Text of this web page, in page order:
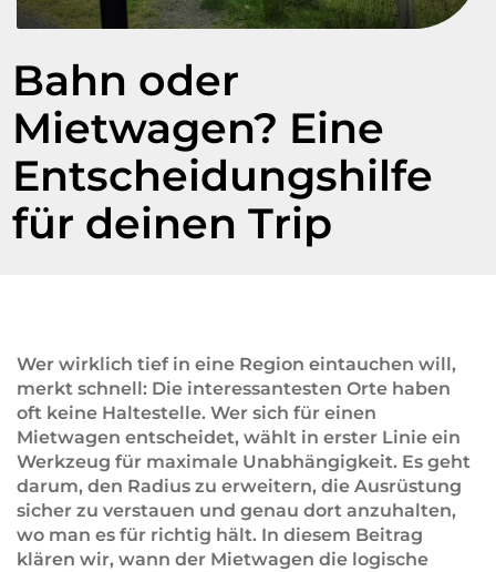
Bahn oder
Mietwagen? Eine
Entscheidungshilfe
für deinen Trip
Wer wirklich tief in eine Region eintauchen will,
merkt schnell: Die interessantesten Orte haben
oft keine Haltestelle. Wer sich für einen
Mietwagen entscheidet, wählt in erster Linie ein
Werkzeug für maximale Unabhängigkeit. Es geht
darum, den Radius zu erweitern, die Ausrüstung
sicher zu verstauen und genau dort anzuhalten,
wo man es für richtig hält. In diesem Beitrag
klären wir, wann der Mietwagen die logische